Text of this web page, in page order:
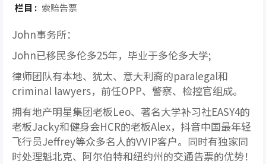
栏目 : 索赔告票
John事务所：
John已移民多伦多25年，毕业于多伦多大学;
律师团队有本地、犹太、意大利裔的paralegal和
criminal lawyers，前任OPP、警察、检控官组成。
拥有地产明星集团老板Leo、著名大学补习社EASY4的
老板Jacky和健身会HCR的老板Alex，抖音中国最年轻
飞行员Jeffrey等众多名人的VVIP客户。同时有独家同
时处理魁北克、阿尔伯特和纽约州的交通告票的优势！